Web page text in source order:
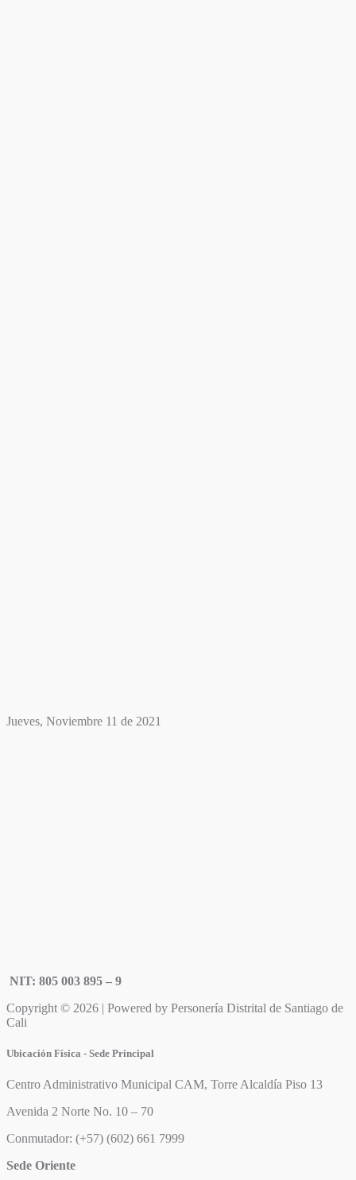
Jueves, Noviembre 11 de 2021
NIT: 805 003 895 – 9
Copyright © 2026 | Powered by Personería Distrital de Santiago de
Cali
Ubicación Física - Sede Principal
Centro Administrativo Municipal CAM, Torre Alcaldía Piso 13
Avenida 2 Norte No. 10 – 70
Conmutador: (+57) (602) 661 7999
Sede Oriente